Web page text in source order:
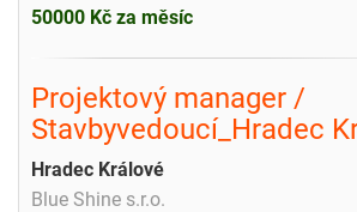
50000 Kč za měsíc
Projektový manager /
Stavbyvedoucí_Hradec
Hradec Králové
Blue Shine s.r.o.